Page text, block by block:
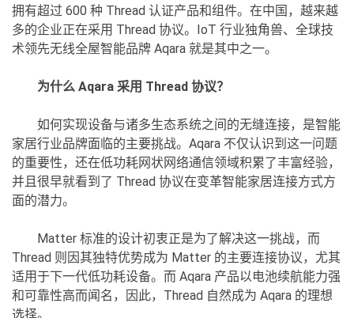
拥有超过 600 种 Thread 认证产品和组件。在中国，越来越
多的企业正在采用 Thread 协议。IoT 行业独角兽、全球技
术领先无线全屋智能品牌 Aqara 就是其中之一。
为什么 Aqara 采用 Thread 协议？
如何实现设备与诸多生态系统之间的无缝连接，是智能
家居行业品牌面临的主要挑战。Aqara 不仅认识到这一问题
的重要性，还在低功耗网状网络通信领域积累了丰富经验，
并且很早就看到了 Thread 协议在变革智能家居连接方式方
面的潜力。
Matter 标准的设计初衷正是为了解决这一挑战，而
Thread 则因其独特优势成为 Matter 的主要连接协议，尤其
适用于下一代低功耗设备。而 Aqara 产品以电池续航能力强
和可靠性高而闻名，因此，Thread 自然成为 Aqara 的理想
选择。